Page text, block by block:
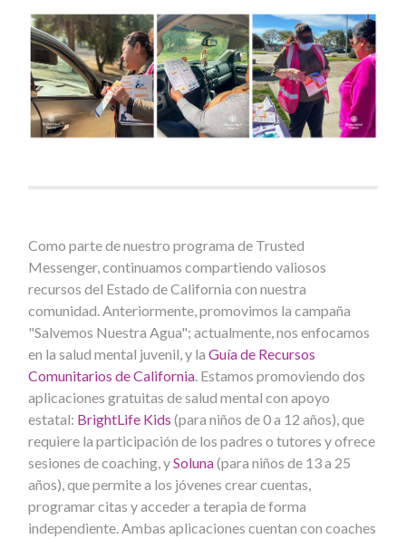
Como parte de nuestro programa de Trusted
Messenger, continuamos compartiendo valiosos
recursos del Estado de California con nuestra
comunidad. Anteriormente, promovimos la campaña
"Salvemos Nuestra Agua"; actualmente, nos enfocamos
en la salud mental juvenil, y laGuía de Recursos
Comunitarios de California. Estamos promoviendo dos
aplicaciones gratuitas de salud mental con apoyo
estatal: BrightLife Kids (para niños de 0 a 12 años), que
requiere la participación de los padres o tutores y ofrece
sesiones de coaching, ySoluna(para niños de 13 a 25
años), que permite a los jóvenes crear cuentas,
programar citas y acceder a terapia de forma
independiente. Ambas aplicaciones cuentan con coaches